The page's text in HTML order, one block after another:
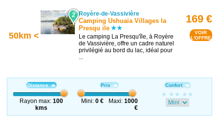
50km <
2 Royère-de-Vassivière
Camping Ushuaia Villages la
Presqu ile
Le camping La Presqu'île, à Royère
de Vassivière, offre un cadre naturel
privilégié au bord du lac, idéal pour
...
169 €
VOIR
L'OFFRE
Distance
Rayon max:100
kms
Prix
Mini: 0 € Maxi:1000
€
Confort